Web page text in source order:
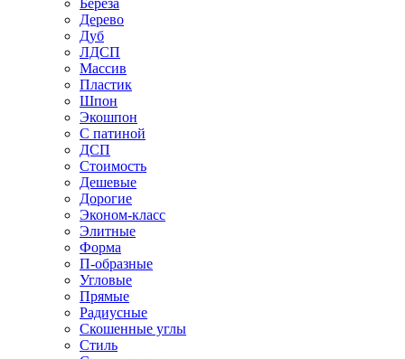
Береза
Дерево
Дуб
ЛДСП
Массив
Пластик
Шпон
Экошпон
С патиной
ДСП
Стоимость
Дешевые
Дорогие
Эконом-класс
Элитные
Форма
П-образные
Угловые
Прямые
Радиусные
Скошенные углы
Стиль